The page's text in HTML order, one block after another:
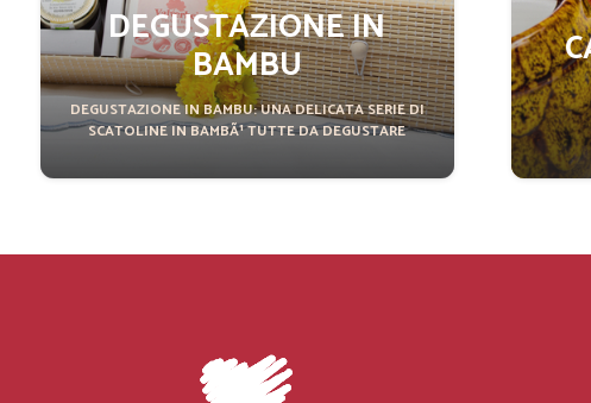
DEGUSTAZIONE IN
BAMBU
DEGUSTAZIONE IN BAMBU: UNA DELICATA SERIE DI
SCATOLINE IN BAMBÃ¹ TUTTE DA DEGUSTARE